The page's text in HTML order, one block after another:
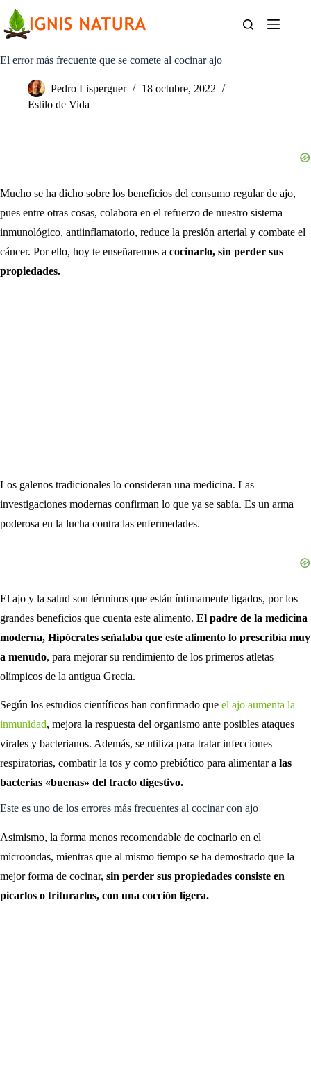
contenido
El error más frecuente que se comete al cocinar ajo
Pedro Lisperguer
18 octubre, 2022
Estilo de Vida
Mucho se ha dicho sobre los beneficios del consumo regular de ajo,
pues entre otras cosas, colabora en el refuerzo de nuestro sistema
inmunológico, antiinflamatorio, reduce la presión arterial y combate el
cáncer. Por ello, hoy te enseñaremos a cocinarlo, sin perder sus
propiedades.
Los galenos tradicionales lo consideran una medicina. Las
investigaciones modernas confirman lo que ya se sabía. Es un arma
poderosa en la lucha contra las enfermedades.
El ajo y la salud son términos que están íntimamente ligados, por los
grandes beneficios que cuenta este alimento. El padre de la medicina
moderna, Hipócrates señalaba que este alimento lo prescribía muy
a menudo, para mejorar su rendimiento de los primeros atletas
olímpicos de la antigua Grecia.
Según los estudios científicos han confirmado que el ajo aumenta la
inmunidad, mejora la respuesta del organismo ante posibles ataques
virales y bacterianos. Además, se utiliza para tratar infecciones
respiratorias, combatir la tos y como prebiótico para alimentar a las
bacterias «buenas» del tracto digestivo.
Este es uno de los errores más frecuentes al cocinar con ajo
Asimismo, la forma menos recomendable de cocinarlo en el
microondas, mientras que al mismo tiempo se ha demostrado que la
mejor forma de cocinar, sin perder sus propiedades consiste en
picarlos o triturarlos, con una cocción ligera.